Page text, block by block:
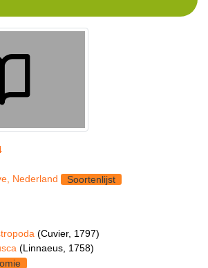
Nederland
Soortenlijst
(Cuvier, 1797)
(Linnaeus, 1758)